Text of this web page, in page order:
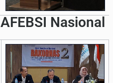
Nasional